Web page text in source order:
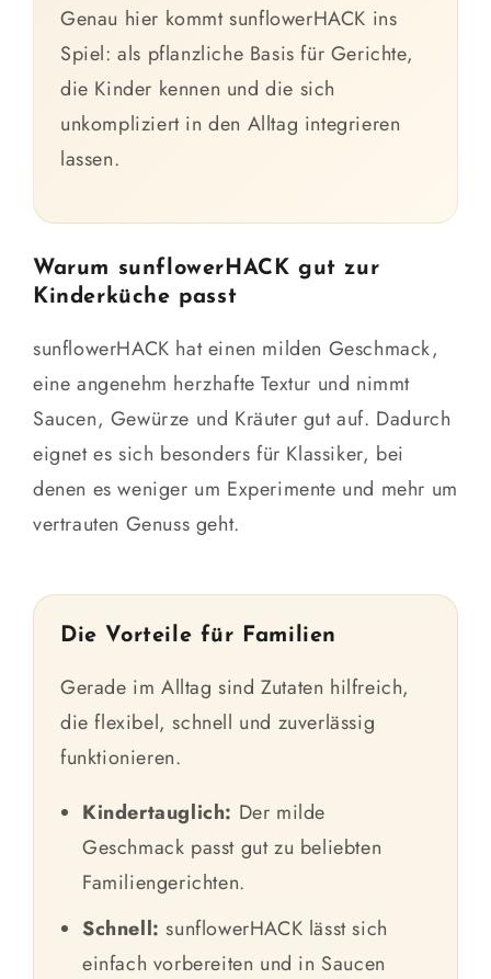
Genau hier kommt sunflowerHACK ins
Spiel: als pflanzliche Basis für Gerichte,
die Kinder kennen und die sich
unkompliziert in den Alltag integrieren
lassen.
Warum sunflowerHACK gut zur
Kinderküche passt
sunflowerHACK hat einen milden Geschmack,
eine angenehm herzhafte Textur und nimmt
Saucen, Gewürze und Kräuter gut auf. Dadurch
eignet es sich besonders für Klassiker, bei
denen es weniger um Experimente und mehr um
vertrauten Genuss geht.
Die Vorteile für Familien
Gerade im Alltag sind Zutaten hilfreich,
die flexibel, schnell und zuverlässig
funktionieren.
Kindertauglich: Der milde
Geschmack passt gut zu beliebten
Familiengerichten.
Schnell: sunflowerHACK lässt sich
einfach vorbereiten und in Saucen